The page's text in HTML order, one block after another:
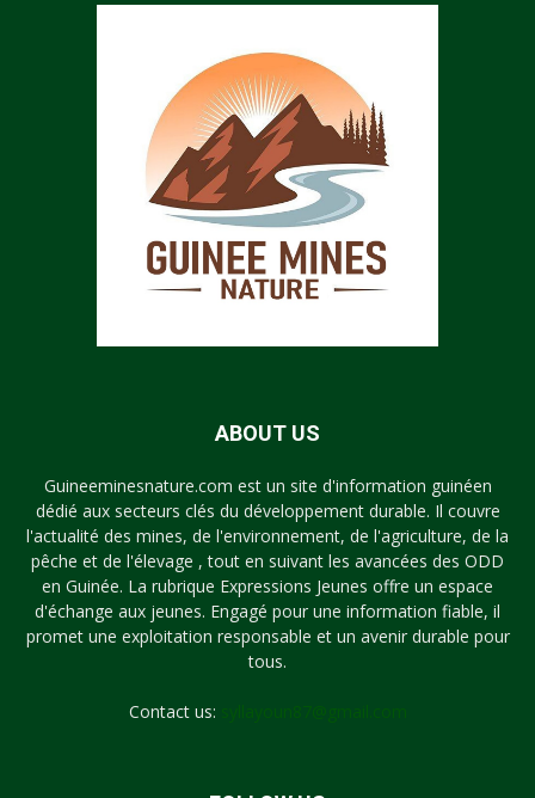
ABOUT US
Guineeminesnature.com est un site d'information guinéen
dédié aux secteurs clés du développement durable. Il couvre
l'actualité des mines, de l'environnement, de l'agriculture, de la
pêche et de l'élevage , tout en suivant les avancées des ODD
en Guinée. La rubrique Expressions Jeunes offre un espace
d'échange aux jeunes. Engagé pour une information fiable, il
promet une exploitation responsable et un avenir durable pour
tous.
Contact us: